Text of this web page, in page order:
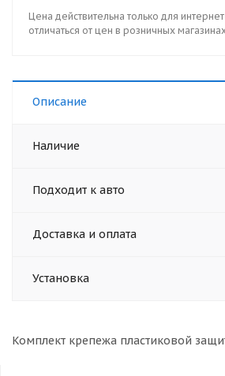
Цена действительна только для
отличаться от цен в розничных
Описание
Наличие
Подходит к авто
Доставка и оплата
Установка
Комплект крепежа пластиковой